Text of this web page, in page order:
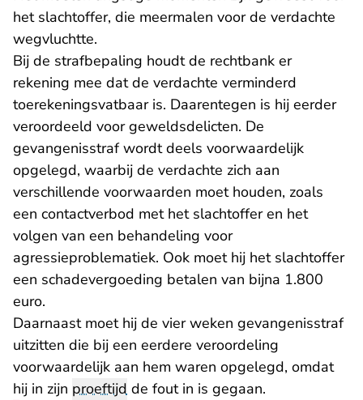
het slachtoffer, die meermalen voor de verdachte
wegvluchtte.
Bij de strafbepaling houdt de rechtbank er
rekening mee dat de verdachte verminderd
toerekeningsvatbaar is. Daarentegen is hij eerder
veroordeeld voor geweldsdelicten. De
gevangenisstraf wordt deels voorwaardelijk
opgelegd, waarbij de verdachte zich aan
verschillende voorwaarden moet houden, zoals
een contactverbod met het slachtoffer en het
volgen van een behandeling voor
agressieproblematiek. Ook moet hij het slachtoffer
een schadevergoeding betalen van bijna 1.800
euro.
Daarnaast moet hij de vier weken gevangenisstraf
uitzitten die bij een eerdere veroordeling
voorwaardelijk aan hem waren opgelegd, omdat
hij in zijn proeftijd de fout in is gegaan.